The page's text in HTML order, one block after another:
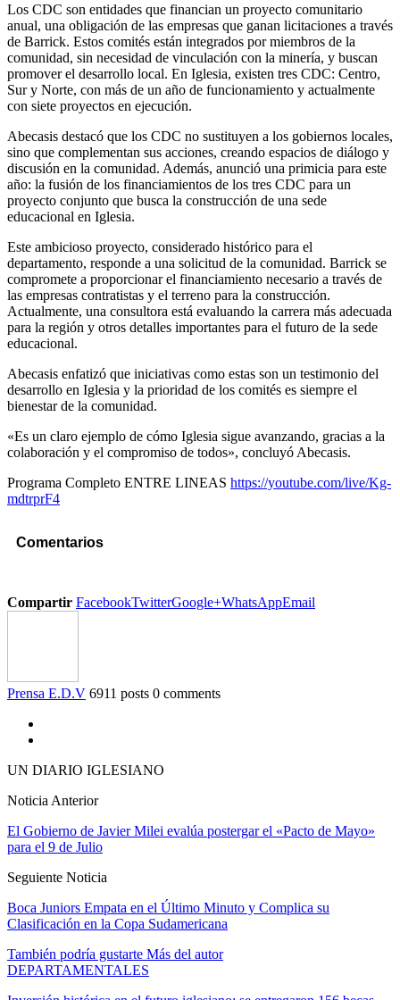
Los CDC son entidades que financian un proyecto comunitario
anual, una obligación de las empresas que ganan licitaciones a través
de Barrick. Estos comités están integrados por miembros de la
comunidad, sin necesidad de vinculación con la minería, y buscan
promover el desarrollo local. En Iglesia, existen tres CDC: Centro,
Sur y Norte, con más de un año de funcionamiento y actualmente
con siete proyectos en ejecución.
Abecasis destacó que los CDC no sustituyen a los gobiernos locales,
sino que complementan sus acciones, creando espacios de diálogo y
discusión en la comunidad. Además, anunció una primicia para este
año: la fusión de los financiamientos de los tres CDC para un
proyecto conjunto que busca la construcción de una sede
educacional en Iglesia.
Este ambicioso proyecto, considerado histórico para el
departamento, responde a una solicitud de la comunidad. Barrick se
compromete a proporcionar el financiamiento necesario a través de
las empresas contratistas y el terreno para la construcción.
Actualmente, una consultora está evaluando la carrera más adecuada
para la región y otros detalles importantes para el futuro de la sede
educacional.
Abecasis enfatizó que iniciativas como estas son un testimonio del
desarrollo en Iglesia y la prioridad de los comités es siempre el
bienestar de la comunidad.
«Es un claro ejemplo de cómo Iglesia sigue avanzando, gracias a la
colaboración y el compromiso de todos», concluyó Abecasis.
Programa Completo ENTRE LINEAS https://youtube.com/live/Kg-
mdtrprF4
Comentarios
Compartir FacebookTwitterGoogle+WhatsAppEmail
Prensa E.D.V 6911 posts 0 comments
UN DIARIO IGLESIANO
Noticia Anterior
El Gobierno de Javier Milei evalúa postergar el «Pacto de Mayo»
para el 9 de Julio
Seguiente Noticia
Boca Juniors Empata en el Último Minuto y Complica su
Clasificación en la Copa Sudamericana
También podría gustarte Más del autor
DEPARTAMENTALES